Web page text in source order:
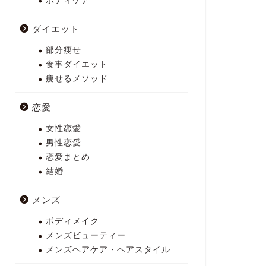
ダイエット
部分瘦せ
食事ダイエット
痩せるメソッド
恋愛
女性恋愛
男性恋愛
恋愛まとめ
結婚
メンズ
ボディメイク
メンズビューティー
メンズヘアケア・ヘアスタイル